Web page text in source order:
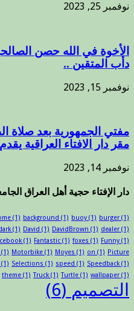
نوفمبر 25, 2023
الأخوة في الله حصن
دأب المتقين ..
نوفمبر 15, 2023
مفتي الجمهورية بعد صلاة
مقر دار الافتاء العراقية
نوفمبر 14, 2023
دار الإفتاء حجية أهل العراق
(1) background (1) buoy (1) burger (1)
(1) David (1) DavidBrown (1) dealer (1)
(1) Fantastic (1) foxes (1) Funny (1)
(1) Motorbike (1) Moyes (1) on (1) Picture
(1) Selections (1) speed (1) Speedback(1)
theme (1) Truck(1) Turtle (1) wallpaper (1)
التصميم (6)